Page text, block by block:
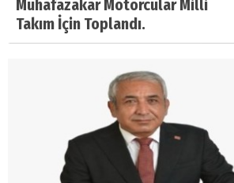
Muhafazakar Motorcular Milli
Takım İçin Toplandı.